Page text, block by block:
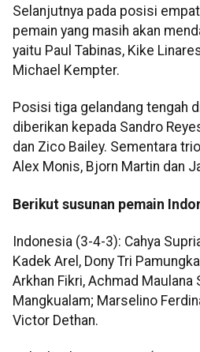
Selanjutnya pada posisi
pemain yang masih akan
yaitu Paul Tabinas, Kike
Michael Kempter.
Posisi tiga gelandang tengah
diberikan kepada Sandro
dan Zico Bailey. Sementara
Alex Monis, Bjorn Martin dan
Berikut susunan pemain
Indonesia (3-4-3): Cahya
Kadek Arel, Dony Tri
Arkhan Fikri, Achmad Maulana
Mangkualam; Marselino
Victor Dethan.